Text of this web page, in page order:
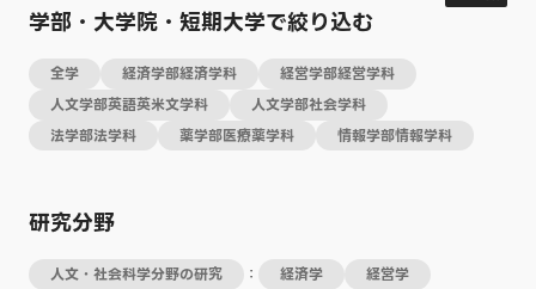
学部・大学院・短期大学で絞り込む
全学 経済学部経済学科
経営学部経営学科
人文学部英語英米文学科
人文学部社会学科
法学部法学科
薬学部医療薬学科 情報学部情報学科
研究分野
人文・社会科学分野の研究 ： 経済学
経営学